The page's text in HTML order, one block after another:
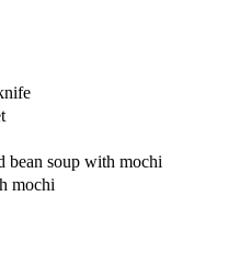
soup with mochi
mochi